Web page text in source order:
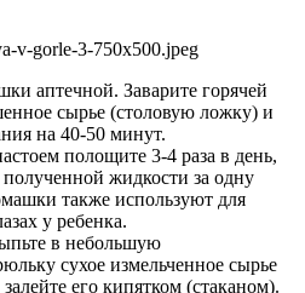
аптечной. Заварите горячей
сырье (столовую ложку) и
на 40-50 минут.
полощите 3-4 раза в день,
полученной жидкости за одну
также используют для
у ребенка.
в небольшую
сухое измельченное сырье
его кипятком (стаканом).